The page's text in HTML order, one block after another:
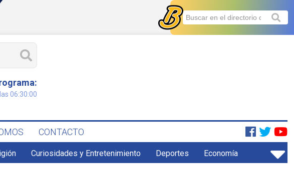
06:30:00
CONTACTO
Curiosidades y Entretenimiento Deportes Economía